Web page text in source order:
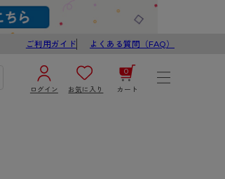
ご利用ガイド よくある質問（FAQ）
ログイン お気に入り カート
0